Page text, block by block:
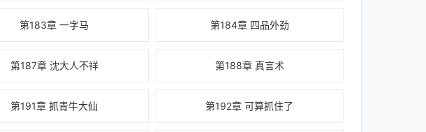
第183章 一字马 第184章 四品外劲
第187章 沈大人不祥 第188章 真言术
第191章 抓青牛大仙 第192章 可算抓住了